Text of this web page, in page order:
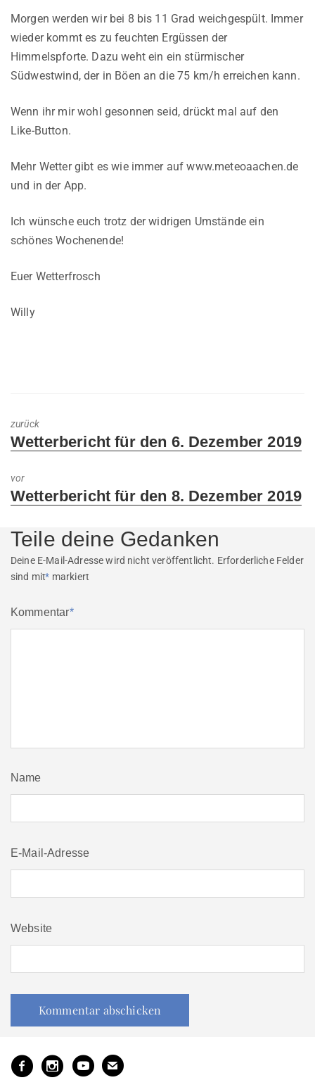
Morgen werden wir bei 8 bis 11 Grad weichgespült. Immer
wieder kommt es zu feuchten Ergüssen der
Himmelspforte. Dazu weht ein ein stürmischer
Südwestwind, der in Böen an die 75 km/h erreichen kann.
Wenn ihr mir wohl gesonnen seid, drückt mal auf den
Like-Button.
Mehr Wetter gibt es wie immer auf www.meteoaachen.de
und in der App.
Ich wünsche euch trotz der widrigen Umstände ein
schönes Wochenende!
Euer Wetterfrosch
Willy
zurück
Previous
Wetterbericht für den 6. Dezember 2019
vor
Next
Wetterbericht für den 8. Dezember 2019
Teile deine Gedanken
Deine E-Mail-Adresse wird nicht veröffentlicht. Erforderliche Felder
sind mit* markiert
Kommentar*
Name
E-Mail-Adresse
Website